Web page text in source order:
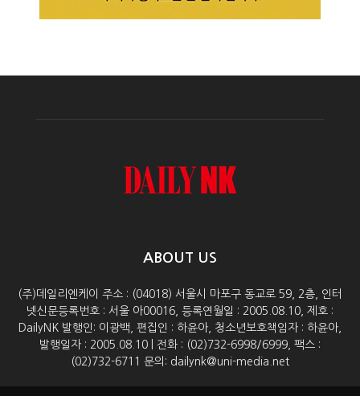
ABOUT US
(주)데일리엔케이 주소 : (04018) 서울시 마포구 동교로 59, 2층, 인터
넷신문등록번호 : 서울 아00016, 등록연월일 : 2005.08.10, 제호 :
DailyNK 발행인: 이광백, 편집인 : 하윤아, 청소년보호책임자 : 하윤아,
발행일자 : 2005.08.10 | 전화 : (02)732-6998/6999, 팩스 :
(02)732-6711 문의: dailynk@uni-media.net